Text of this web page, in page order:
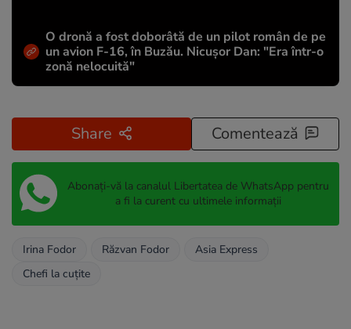
O dronă a fost doborâtă de un pilot român de pe
un avion F-16, în Buzău. Nicușor Dan: "Era într-o
zonă nelocuită"
Share Comentează
Abonați-vă la canalul Libertatea de WhatsApp pentru
a fi la curent cu ultimele informații
Irina Fodor Răzvan Fodor
Asia Express
Chefi la cuțite